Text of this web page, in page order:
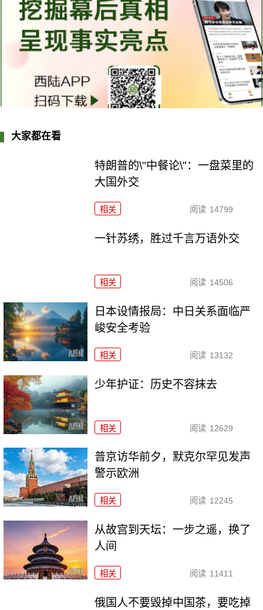
大家都在看
特朗普的\"中餐论\"：一盘菜里的
大国外交
相关 阅读 14799
一针苏绣，胜过千言万语外交
相关 阅读 14506
日本设情报局：中日关系面临严
峻安全考验
相关 阅读 13132
少年护证：历史不容抹去
相关 阅读 12629
普京访华前夕，默克尔罕见发声
警示欧洲
相关 阅读 12245
从故宫到天坛：一步之遥，换了
人间
相关 阅读 11411
俄国人不要毁掉中国茶，要吃掉